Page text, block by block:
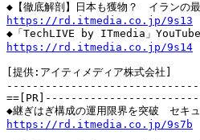
https://rd.itmedia.co.jp/9s13
https://rd.itmedia.co.jp/9s14
[提供:アイティメディア株式会社]
https://rd.itmedia.co.jp/9s7b